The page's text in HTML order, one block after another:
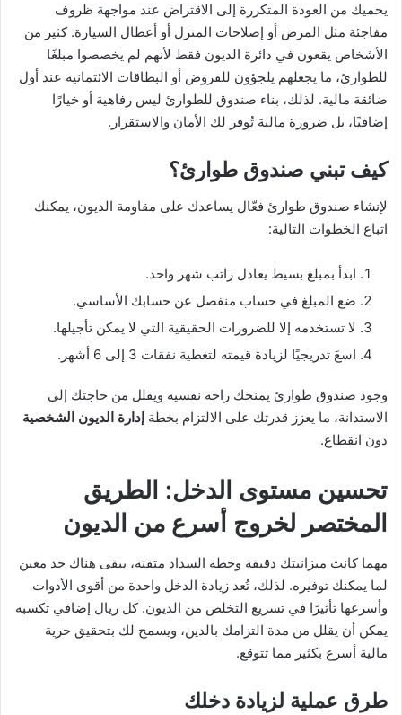
يحميك من العودة المتكررة إلى الاقتراض عند مواجهة ظروف
مفاجئة مثل المرض أو إصلاحات المنزل أو أعطال السيارة. كثير من
الأشخاص يقعون في دائرة الديون فقط لأنهم لم يخصصوا مبلغًا
للطوارئ، ما يجعلهم يلجؤون للقروض أو البطاقات الائتمانية عند أول
ضائقة مالية. لذلك، بناء صندوق للطوارئ ليس رفاهية أو خيارًا
إضافيًا، بل ضرورة مالية تُوفر لك الأمان والاستقرار.
كيف تبني صندوق طوارئ؟
لإنشاء صندوق طوارئ فعّال يساعدك على مقاومة الديون، يمكنك
اتباع الخطوات التالية:
ابدأ بمبلغ بسيط يعادل راتب شهر واحد.
ضع المبلغ في حساب منفصل عن حسابك الأساسي.
لا تستخدمه إلا للضرورات الحقيقية التي لا يمكن تأجيلها.
اسعَ تدريجيًا لزيادة قيمته لتغطية نفقات 3 إلى 6 أشهر.
وجود صندوق طوارئ يمنحك راحة نفسية ويقلل من حاجتك إلى
الاستدانة، ما يعزز قدرتك على الالتزام بخطة إدارة الديون الشخصية
دون انقطاع.
تحسين مستوى الدخل: الطريق
المختصر لخروج أسرع من الديون
مهما كانت ميزانيتك دقيقة وخطة السداد متقنة، يبقى هناك حد معين
لما يمكنك توفيره. لذلك، تُعد زيادة الدخل واحدة من أقوى الأدوات
وأسرعها تأثيرًا في تسريع التخلص من الديون. كل ريال إضافي تكسبه
يمكن أن يقلل من مدة التزامك بالدين، ويسمح لك بتحقيق حرية
مالية أسرع بكثير مما تتوقع.
طرق عملية لزيادة دخلك